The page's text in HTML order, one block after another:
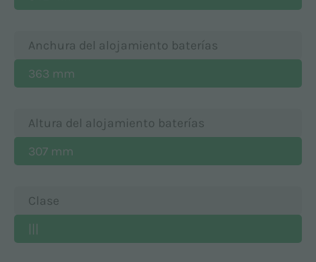
Anchura del alojamiento baterías
363 mm
Altura del alojamiento baterías
307 mm
Clase
|||